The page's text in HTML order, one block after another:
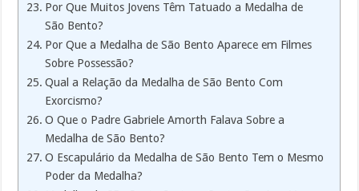
Por Que Muitos Jovens Têm Tatuado a Medalha de
São Bento?
Por Que a Medalha de São Bento Aparece em Filmes
Sobre Possessão?
Qual a Relação da Medalha de São Bento Com
Exorcismo?
O Que o Padre Gabriele Amorth Falava Sobre a
Medalha de São Bento?
O Escapulário da Medalha de São Bento Tem o Mesmo
Poder da Medalha?